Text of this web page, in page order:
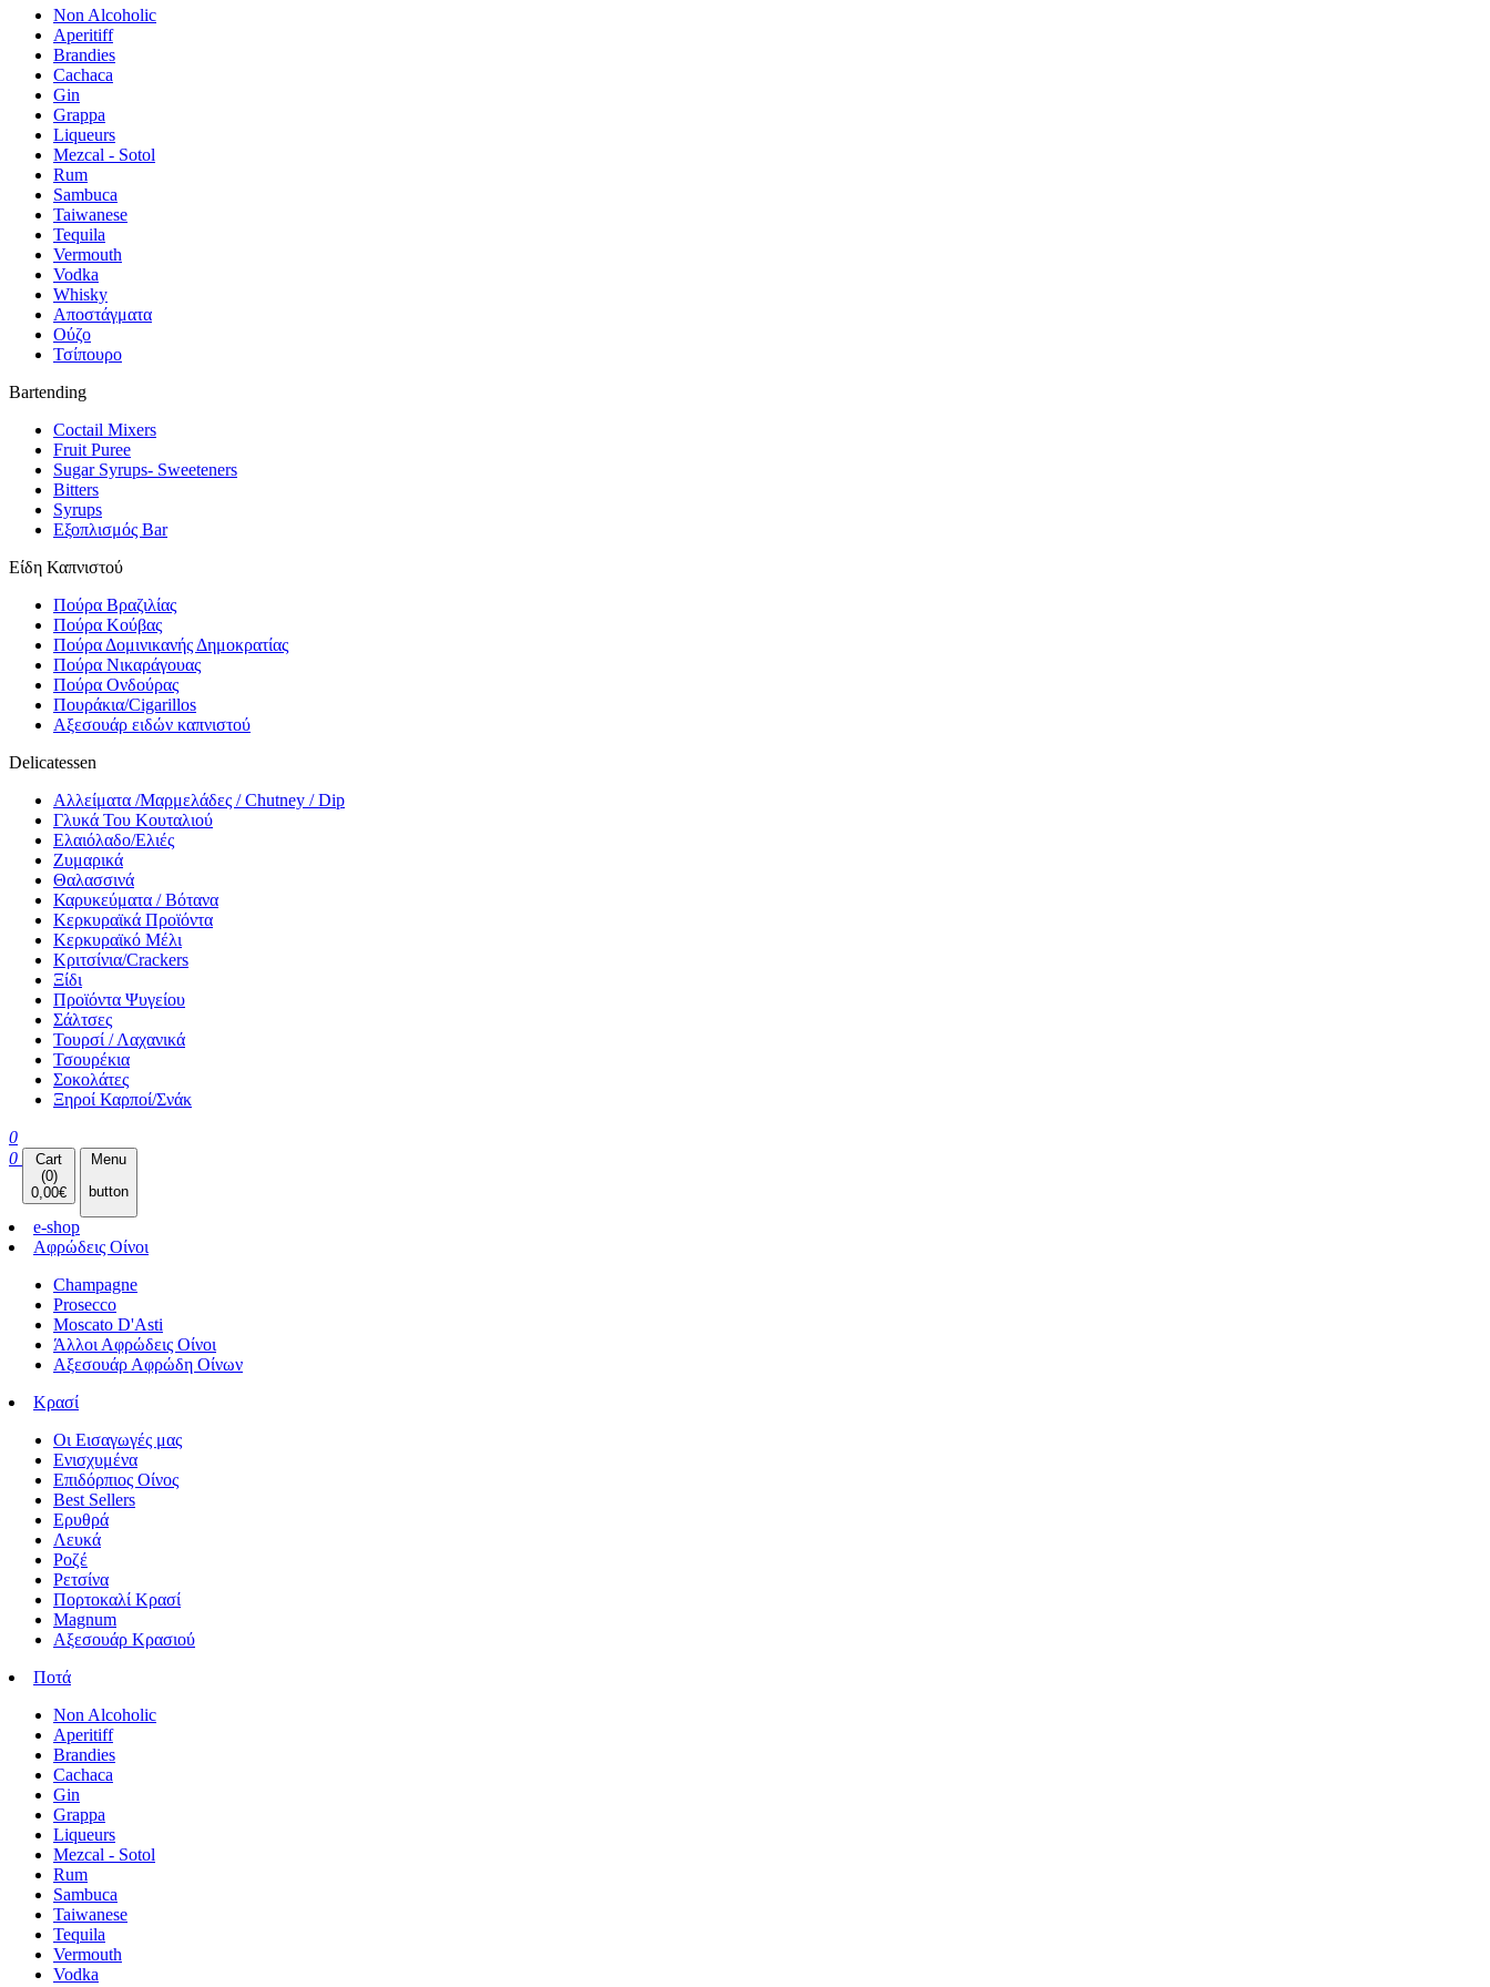
Non Alcoholic
Aperitiff
Brandies
Cachaca
Gin
Grappa
Liqueurs
Mezcal - Sotol
Rum
Sambuca
Taiwanese
Tequila
Vermouth
Vodka
Whisky
Αποστάγματα
Ούζο
Τσίπουρο
Bartending
Coctail Mixers
Fruit Puree
Sugar Syrups- Sweeteners
Bitters
Syrups
Εξοπλισμός Bar
Είδη Καπνιστού
Πούρα Βραζιλίας
Πούρα Κούβας
Πούρα Δομινικανής Δημοκρατίας
Πούρα Νικαράγουας
Πούρα Ονδούρας
Πουράκια/Cigarillos
Αξεσουάρ ειδών καπνιστού
Delicatessen
Αλλείματα /Μαρμελάδες / Chutney / Dip
Γλυκά Του Κουταλιού
Ελαιόλαδο/Ελιές
Ζυμαρικά
Θαλασσινά
Καρυκεύματα / Βότανα
Κερκυραϊκά Προϊόντα
Κερκυραϊκό Μέλι
Κριτσίνια/Crackers
Ξίδι
Προϊόντα Ψυγείου
Σάλτσες
Τουρσί / Λαχανικά
Τσουρέκια
Σοκολάτες
Ξηροί Καρποί/Σνάκ
0
0
Cart
(0)
0,00€
Menu
button
e-shop
Αφρώδεις Οίνοι
Champagne
Prosecco
Moscato D'Asti
Άλλοι Αφρώδεις Οίνοι
Αξεσουάρ Αφρώδη Οίνων
Κρασί
Οι Εισαγωγές μας
Ενισχυμένα
Επιδόρπιος Οίνος
Best Sellers
Ερυθρά
Λευκά
Ροζέ
Ρετσίνα
Πορτοκαλί Κρασί
Magnum
Αξεσουάρ Κρασιού
Ποτά
Non Alcoholic
Aperitiff
Brandies
Cachaca
Gin
Grappa
Liqueurs
Mezcal - Sotol
Rum
Sambuca
Taiwanese
Tequila
Vermouth
Vodka